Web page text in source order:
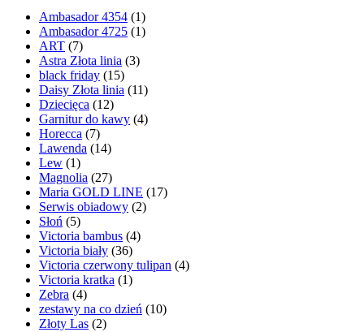
Ambasador 4354 (1)
Ambasador 4725 (1)
ART (7)
Astra Złota linia (3)
black friday (15)
Daisy Złota linia (11)
Dziecięca (12)
Garnitur do kawy (4)
Horecca (7)
Lawenda (14)
Lew (1)
Magnolia (27)
Maria GOLD LINE (17)
Serwis obiadowy (2)
Słoń (5)
Victoria bambus (4)
Victoria biały (36)
Victoria czerwony tulipan (4)
Victoria kratka (1)
Zebra (4)
zestawy na co dzień (10)
Złoty Las (2)